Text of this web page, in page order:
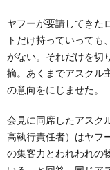
ヤフーが要請してきた
トだけ持っていって
がない。それだけを切
摘。あくまでアスクル
の意向をにじませた。
会見に同席したアスク
高執行責任者）はヤフ
の集客力とわれわれの